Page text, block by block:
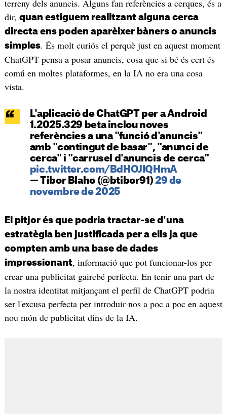
terreny dels anuncis. Alguns fan referències a cerques, és a
dir, quan estiguem realitzant alguna cerca
directa ens poden aparèixer bàners o anuncis
simples. És molt curiós el perquè just en aquest moment
ChatGPT pensa a posar anuncis, cosa que si bé és cert és
comú en moltes plataformes, en la IA no era una cosa
vista.
L'aplicació de ChatGPT per a Android
1.2025.329 beta inclou noves
referències a una "funció d'anuncis"
amb "contingut de basar", "anunci de
cerca" i "carrusel d'anuncis de cerca"
pic.twitter.com/BdHOJIQHmA
— Tibor Blaho (@btibor91) 29 de
novembre de 2025
El pitjor és que podria tractar-se d'una
estratègia ben justificada per a ells ja que
compten amb una base de dades
impressionant, informació que pot funcionar-los per
crear una publicitat gairebé perfecta. En tenir una part de
la nostra identitat mitjançant el perfil de ChatGPT podria
ser l'excusa perfecta per introduir-nos a poc a poc en aquest
nou món de publicitat dins de la IA.